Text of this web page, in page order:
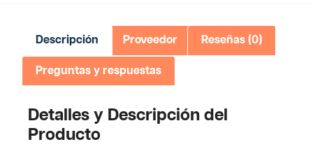
Descripción Proveedor Reseñas (0)
Preguntas y respuestas
Detalles y Descripción del
Producto